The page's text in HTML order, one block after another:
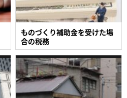
ものづくり補助金を受けた場
合の税務